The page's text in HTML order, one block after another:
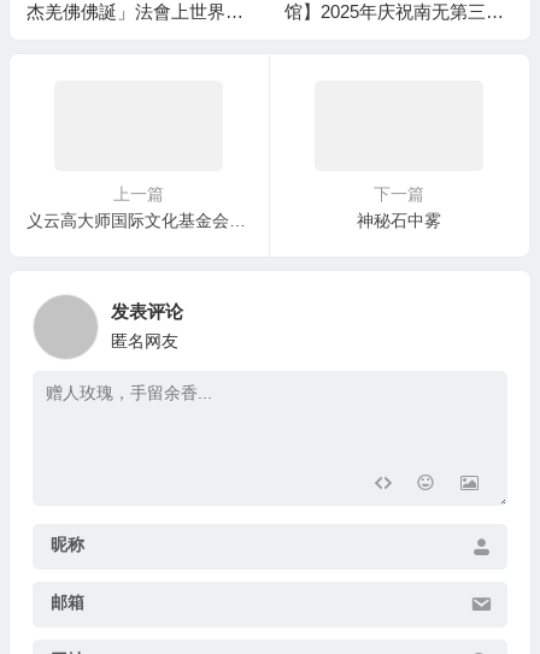
杰羌佛佛誕」法會上世界佛
馆】2025年庆祝南无第三世
上一篇
义云高大师国际文化基金会举办放生、艺展祈愿救灾会
下一篇
神秘石中雾
发表评论
匿名网友
昵称
邮箱